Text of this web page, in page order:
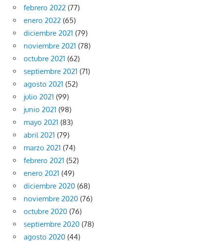
febrero 2022 (77)
enero 2022 (65)
diciembre 2021 (79)
noviembre 2021 (78)
octubre 2021 (62)
septiembre 2021 (71)
agosto 2021 (52)
julio 2021 (99)
junio 2021 (98)
mayo 2021 (83)
abril 2021 (79)
marzo 2021 (74)
febrero 2021 (52)
enero 2021 (49)
diciembre 2020 (68)
noviembre 2020 (76)
octubre 2020 (76)
septiembre 2020 (78)
agosto 2020 (44)